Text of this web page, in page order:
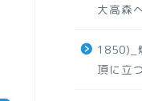
大高森
1850)_
頂に立